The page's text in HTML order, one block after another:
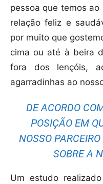
pessoa que temos
relação feliz e
por muito que
cima ou até à beira
fora dos lençóis,
agarradinhas ao
DE ACORDO
POSIÇÃO EM
NOSSO
SOBRE A
Um estudo